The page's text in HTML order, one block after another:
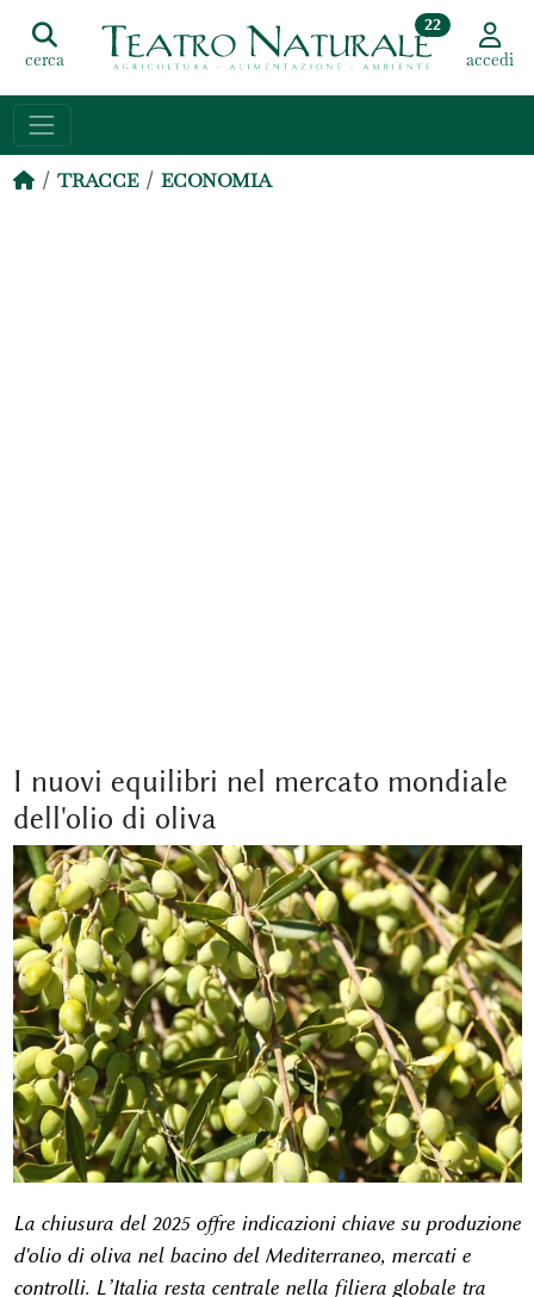
cerca
22
accedi
TRACCE ECONOMIA
I nuovi equilibri nel mercato mondiale
dell'olio di oliva
La chiusura del 2025 offre indicazioni chiave su produzione
d'olio di oliva nel bacino del Mediterraneo, mercati e
controlli. L’Italia resta centrale nella filiera globale tra